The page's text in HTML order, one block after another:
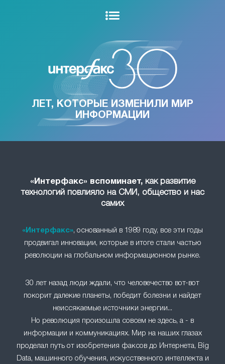
ЛЕТ, КОТОРЫЕ ИЗМЕНИЛИ МИР
ИНФОРМАЦИИ
«Интерфакс» вспоминает,как развитие
технологий повлияло на СМИ, общество и нас
самих
«Интерфакс», основанный в 1989 году, все эти годы
продвигал инновации, которые в итоге стали частью
революции на глобальном информационном рынке.
30 лет назад люди ждали, что человечество вот-вот
покорит далекие планеты, победит болезни и найдет
неиссякаемые источники энергии...
Но революция произошла совсем не здесь, а - в
информации и коммуникациях. Мир на наших глазах
проделал путь от изобретения факсов до Интернета, Big
Data, машинного обучения, искусственного интеллекта и